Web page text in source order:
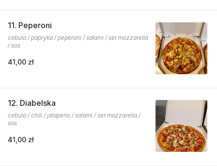
11. Peperoni
cebula / papryka / peperoni / salami / ser mozzarella
/ sos
41,00 zł
12. Diabelska
cebula / chili / jalapeno / salami / ser mozzarella /
sos
41,00 zł